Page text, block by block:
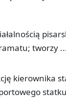
tworzy
kierownika